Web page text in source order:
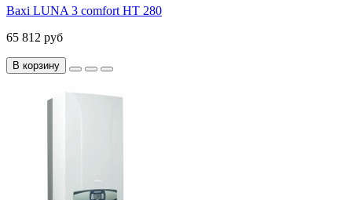
Baxi LUNA 3 comfort HT 280
65 812 руб
В корзину